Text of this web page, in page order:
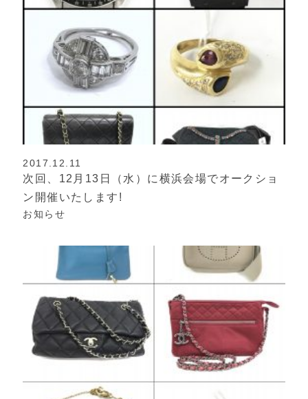
2017.12.11
次回、12月13日（水）に横浜会場でオークショ
ン開催いたします!
お知らせ